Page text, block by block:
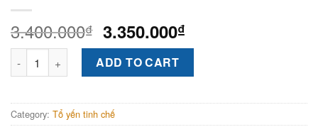
3.400.000₫ 3.350.000₫
Tổ yến tinh chế sơ mướp 100gr quantity
ADD TO CART
Category: Tổ yến tinh chế